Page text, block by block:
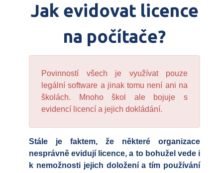
Jak evidovat licence
na počítače?
Povinností všech je využívat pouze
legální software a jinak tomu není ani na
školách. Mnoho škol ale bojuje s
evidencí licencí a jejich dokládání.
Stále je faktem, že některé organizace
nesprávně evidují licence, a to bohužel vede i
k nemožnosti jejich doložení a tím používání